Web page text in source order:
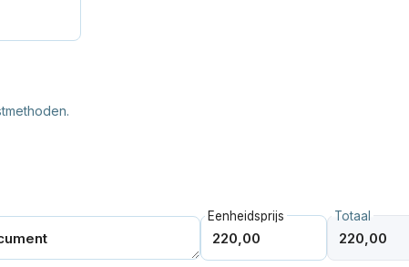
Eenheidsprijs Totaal